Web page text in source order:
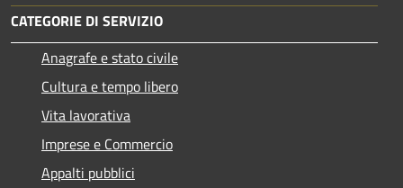
CATEGORIE DI SERVIZIO
Anagrafe e stato civile
Cultura e tempo libero
Vita lavorativa
Imprese e Commercio
Appalti pubblici